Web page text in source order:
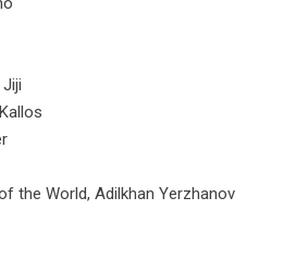
the World, Adilkhan Yerzhanov